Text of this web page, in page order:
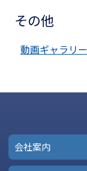
その他
動画ギャラリー
会社案内